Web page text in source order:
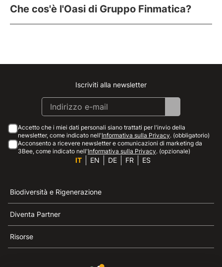
Che cos'è l'Oasi di Gruppo Finmatica?
Instagram
Facebook
Linkedin
Youtube
Iscriviti alla newsletter
Accetto che i miei dati personali siano trattati per l'invio della
newsletter, come indicato nell'Informativa sulla Privacy. (obbligatorio)
Acconsento a ricevere newsletter e comunicazioni di marketing da
3Bee, come indicato nell'Informativa sulla Privacy. (opzionale)
IT EN DE FR ES
Biodiversità e Rigenerazione
Diventa Partner
Risorse